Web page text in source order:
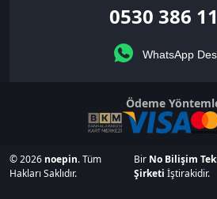
0530 386
WhatsApp
Ödeme
© 2026 noepin. Tüm
Hakları Saklıdır.
Bir No Bilişim
Şirketi İştirakidir.